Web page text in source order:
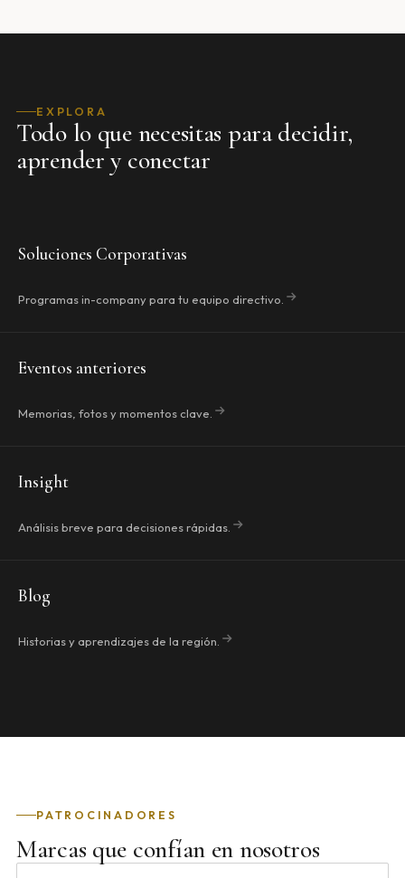
EXPLORA
Todo lo que necesitas para decidir,
aprender y conectar
Soluciones Corporativas
Programas in-company para tu equipo directivo.
Eventos anteriores
Memorias, fotos y momentos clave.
Insight
Análisis breve para decisiones rápidas.
Blog
Historias y aprendizajes de la región.
PATROCINADORES
Marcas que confían en nosotros